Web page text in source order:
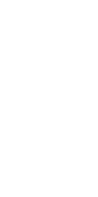
e le condizioni
Vi sono
diritti e
altro modo il
e le
del CLS:
a o utilizzare i